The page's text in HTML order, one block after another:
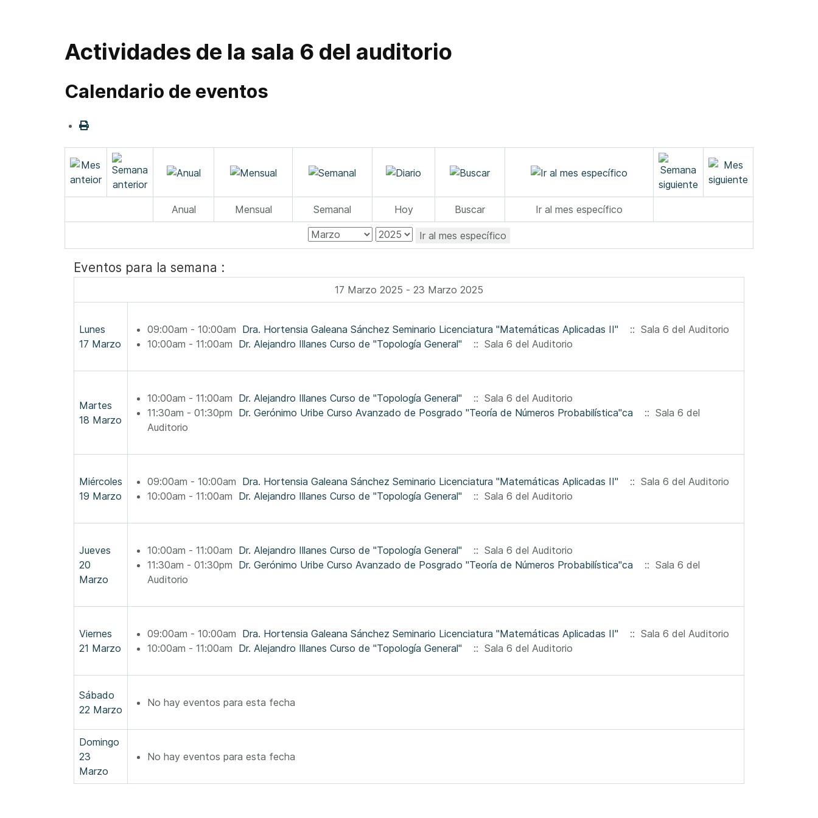
Actividades de la sala 6 del auditorio
Calendario de eventos
Anual Mensual Semanal Hoy Buscar Ir al mes específico
Ir al mes específico
Eventos para la semana :
17 Marzo 2025 - 23 Marzo 2025
Lunes
17 Marzo
09:00am - 10:00am Dra. Hortensia Galeana Sánchez Seminario Licenciatura "Matemáticas Aplicadas II"
:: Sala 6 del Auditorio
10:00am - 11:00am Dr. Alejandro Illanes Curso de "Topología General" :: Sala 6 del Auditorio
Martes
18 Marzo
10:00am - 11:00am Dr. Alejandro Illanes Curso de "Topología General"
:: Sala 6 del Auditorio
11:30am - 01:30pm
Dr. Gerónimo Uribe Curso Avanzado de Posgrado "Teoría de Números Probabilística"ca
:: Sala 6 del
Auditorio
Miércoles
19 Marzo
09:00am - 10:00am Dra. Hortensia Galeana Sánchez Seminario Licenciatura "Matemáticas Aplicadas II"
:: Sala 6 del Auditorio
10:00am - 11:00am Dr. Alejandro Illanes Curso de "Topología General" :: Sala 6 del Auditorio
Jueves
20
Marzo
10:00am - 11:00am Dr. Alejandro Illanes Curso de "Topología General"
:: Sala 6 del Auditorio
11:30am - 01:30pm
Dr. Gerónimo Uribe Curso Avanzado de Posgrado "Teoría de Números Probabilística"ca
:: Sala 6 del
Auditorio
Viernes
21 Marzo
09:00am - 10:00am Dra. Hortensia Galeana Sánchez Seminario Licenciatura "Matemáticas Aplicadas II"
:: Sala 6 del Auditorio
10:00am - 11:00am Dr. Alejandro Illanes Curso de "Topología General" :: Sala 6 del Auditorio
Sábado
22 Marzo
No hay eventos para esta fecha
Domingo
23
Marzo
No hay eventos para esta fecha